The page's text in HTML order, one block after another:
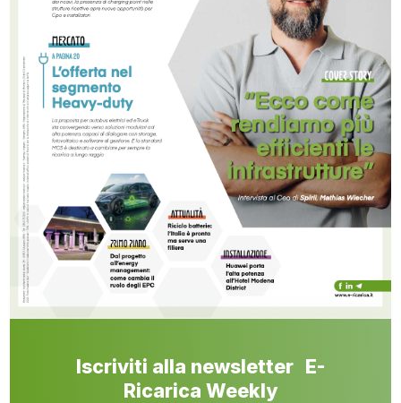
Iscriviti alla newsletter E-
Ricarica Weekly